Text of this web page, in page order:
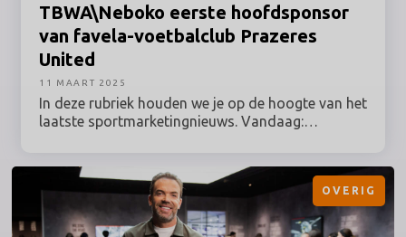
TBWA\Neboko eerste hoofdsponsor
van favela-voetbalclub Prazeres
United
In deze rubriek houden we je op de hoogte van het
laatste sportmarketingnieuws. Vandaag:
United, Grand Prix Radio komt eruit met Viaplay
en heeft Nederlandse rechten terug en Liverpool
sluit lucratieve deal met Adidas.
11 MAART 2025
OVERIG